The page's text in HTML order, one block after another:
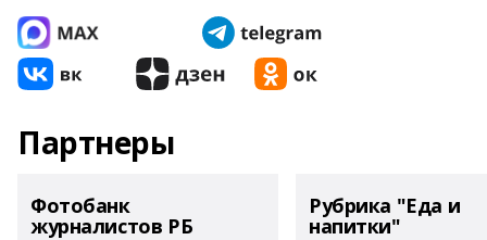
Партнеры
Фотобанк
журналистов РБ
Рубрика "Еда и
напитки"